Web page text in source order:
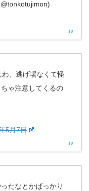
、逃げ場なくて怪
ゃ注意してくるの
5月7日
たなとかばっかり